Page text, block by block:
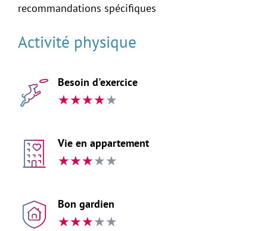
recommandations spécifiques
Activité physique
Besoin d'exercice
★★★★★
Vie en appartement
★★★★★
Bon gardien
★★★★★